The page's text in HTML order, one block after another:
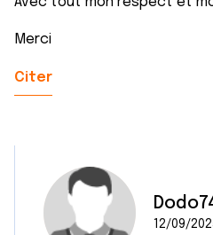
Merci
Citer
12/09/